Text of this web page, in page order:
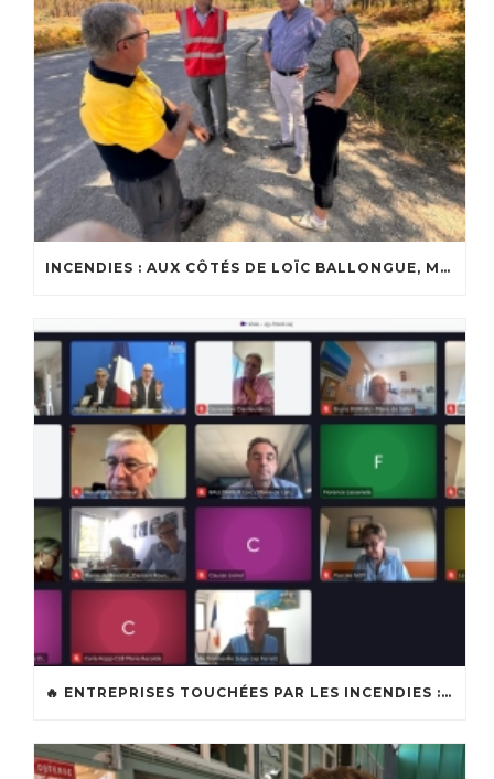
INCENDIES : AUX CÔTÉS DE LOÏC BALLONGUE, MAIRE DE LANTON
🔥 ENTREPRISES TOUCHÉES PAR LES INCENDIES : LES DISPOSITIFS D’ACCOMPAGNEMENT MIS EN PLACE AFIN DE SOUTENIR LES ENTREPRISES ET LES TRAVAILLEURS INDÉPENDANTS IMPACTÉS SUR LE BASSIN D’ARCACHON